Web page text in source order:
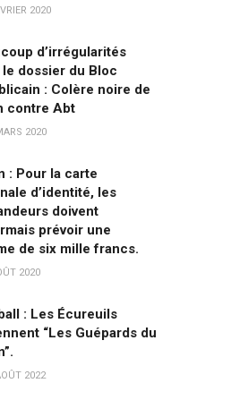
2020
d’irrégularités
le dossier du Bloc
: Colère noire de
contre Abt
2020
: Pour la carte
d’identité, les
doivent
prévoir une
de six mille francs.
2020
: Les Écureuils
“Les Guépards du
2022